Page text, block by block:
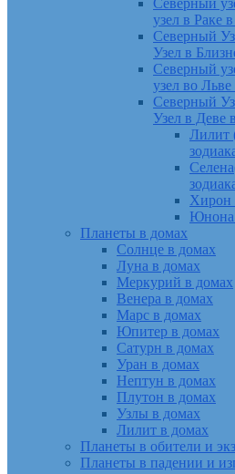
Северный
узел в Раке
Северный
Узел в
Северный
узел во
Северный
Узел в Деве
Лилит
Хирон
Юнона
Планеты в домах
Солнце в домах
Луна в домах
Меркурий в домах
Венера в домах
Марс в домах
Юпитер в домах
Сатурн в домах
Уран в домах
Нептун в домах
Плутон в домах
Узлы в домах
Лилит в домах
Планеты в обители и
Планеты в падении и